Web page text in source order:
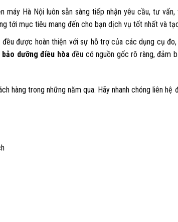
máy Hà Nội luôn sẵn sàng tiếp nhận yêu cầu, tư
tới mục tiêu mang đến cho bạn dịch vụ tốt nhất và
được hoàn thiện với sự hỗ trợ của các dụng cụ
bảo dưỡng điều hòa đều có nguồn gốc rõ ràng, đảm
hàng trong những năm qua. Hãy nhanh chóng liên